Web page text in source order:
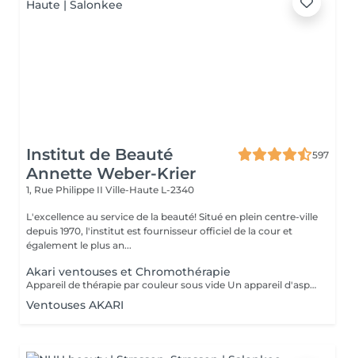
Institut de Beauté
Annette Weber-Krier
597
1, Rue Philippe II Ville-Haute L-2340
L'excellence au service de la beauté! Situé en plein centre-ville
depuis 1970, l'institut est fournisseur officiel de la cour et
également le plus an...
Akari ventouses et Chromothérapie
Appareil de thérapie par couleur sous vide Un appareil d'aspiration - complété avec 21 couleurs (barre de couleurs Akari). APPLICATIONS En cosmétique, en massage, en physiothérapie et dans le domaine médical. AVANTAGE En raison du vide, de la levée sans pression, la circulation sanguine et la lymphe sont stimulées. Ce vide est constant, finement contrôlé et réglable. Il a un train doux. Cela signifie qu'il peut également être utilisé sur les zones les plus sensibles - cicatrices, contour des yeux, lèvres, zones douloureuses ... APPLICATIONS POSSIBLES EN COSMÉTIQUE, Pour resserrer et affiner le visage (rides autour des yeux et des lèvres), cou et décolleté les bras supérieurs , ventre , hanche , cellulite DANS LE MASSAGE, drainage , réflexologie , tissu conjonctif, le drainage lymphatique , compensation des méridiens , dans les blessures sportives Pour le post-traitement des opérations faciales Possibilité d'utiliser une pyramide de cristal de roche pour faire des stimulations de couleur.
Ventouses AKARI